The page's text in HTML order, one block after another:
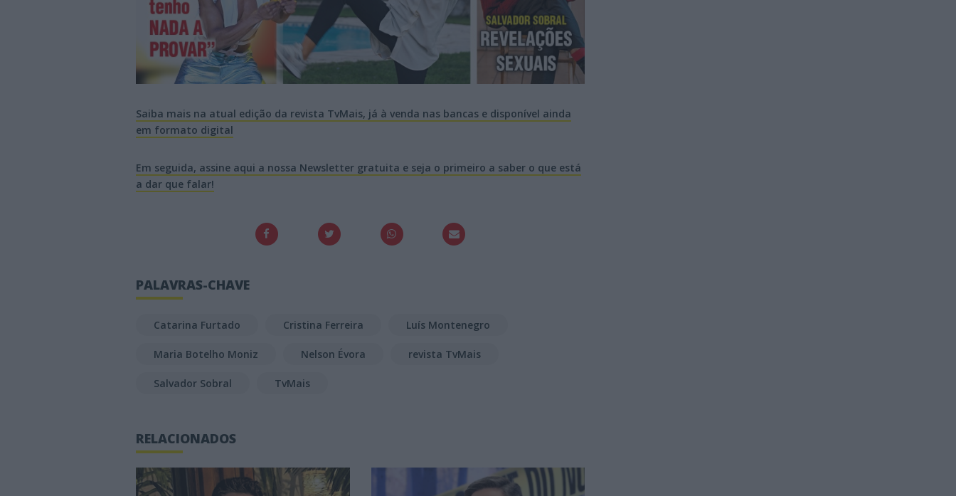
Saiba mais na atual edição da revista TvMais, já à venda nas bancas e disponível ainda
em formato digital
Em seguida, assine aqui a nossa Newsletter gratuita e seja o primeiro a saber o que está
a dar que falar!
PALAVRAS-CHAVE
Catarina Furtado Cristina Ferreira Luís Montenegro
Maria Botelho Moniz Nelson Évora revista TvMais
Salvador Sobral TvMais
RELACIONADOS